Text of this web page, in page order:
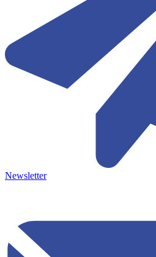
Newsletter